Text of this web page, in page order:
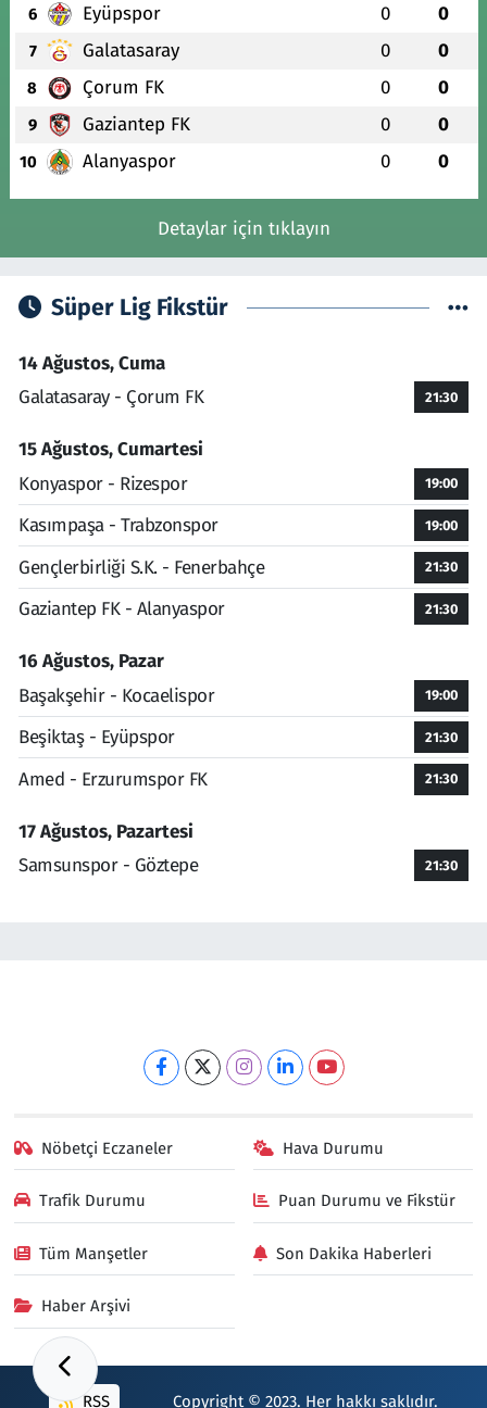
6 Eyüpspor 0 0
7 Galatasaray 0 0
8 Çorum FK 0 0
9 Gaziantep FK 0 0
10 Alanyaspor 0 0
Detaylar için tıklayın
Süper Lig Fikstür
14 Ağustos, Cuma
Galatasaray - Çorum FK
21:30
15 Ağustos, Cumartesi
Konyaspor - Rizespor
19:00
Kasımpaşa - Trabzonspor 19:00
Gençlerbirliği S.K. - Fenerbahçe 21:30
Gaziantep FK - Alanyaspor 21:30
16 Ağustos, Pazar
Başakşehir - Kocaelispor
19:00
Beşiktaş - Eyüpspor 21:30
Amed - Erzurumspor FK 21:30
17 Ağustos, Pazartesi
Samsunspor - Göztepe
21:30
Nöbetçi Eczaneler Hava Durumu
Trafik Durumu Puan Durumu ve Fikstür
Tüm Manşetler Son Dakika Haberleri
Haber Arşivi
RSS Copyright © 2023. Her hakkı saklıdır.